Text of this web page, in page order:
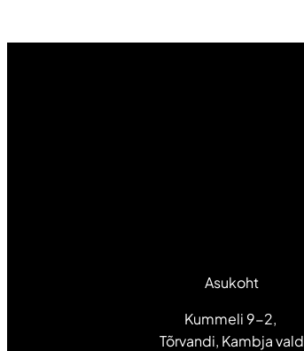
Asukoht
Kummeli 9-2,
Tõrvandi, Kambja vald